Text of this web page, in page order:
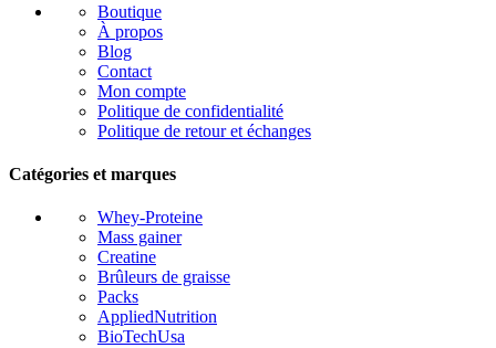
Boutique
À propos
Blog
Contact
Mon compte
Politique de confidentialité
Politique de retour et échanges
Catégories et marques
Whey-Proteine
Mass gainer
Creatine
Brûleurs de graisse
Packs
AppliedNutrition
BioTechUsa